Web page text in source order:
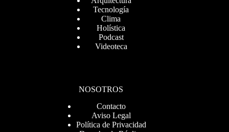
Tecnología
Clima
Holística
Podcast
Videoteca
NOSOTROS
Contacto
Aviso Legal
Política de Privacidad